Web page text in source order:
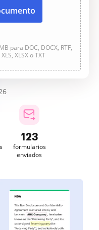
para DOC, DOCX, RTF,
XLS, XLSX o TXT
123
formularios
enviados